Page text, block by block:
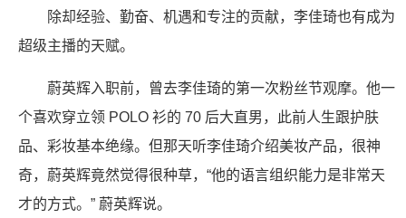
除却经验、勤奋、机遇和专注的贡献，李佳琦也有成为
超级主播的天赋。
蔚英辉入职前，曾去李佳琦的第一次粉丝节观摩。他一
个喜欢穿立领 POLO 衫的 70 后大直男，此前人生跟护肤
品、彩妆基本绝缘。但那天听李佳琦介绍美妆产品，很神
奇，蔚英辉竟然觉得很种草，“他的语言组织能力是非常天
才的方式。” 蔚英辉说。